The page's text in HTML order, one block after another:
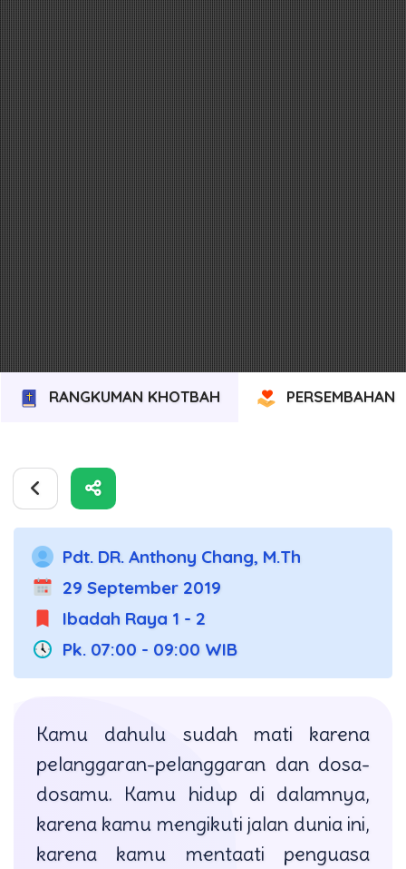
RANGKUMAN KHOTBAH PERSEMBAHAN
Pdt. DR. Anthony Chang, M.Th
29 September 2019
Ibadah Raya 1 - 2
Pk. 07:00 - 09:00 WIB
Kamu dahulu sudah mati karena
pelanggaran-pelanggaran dan dosa-
dosamu. Kamu hidup di dalamnya,
karena kamu mengikuti jalan dunia ini,
karena kamu mentaati penguasa